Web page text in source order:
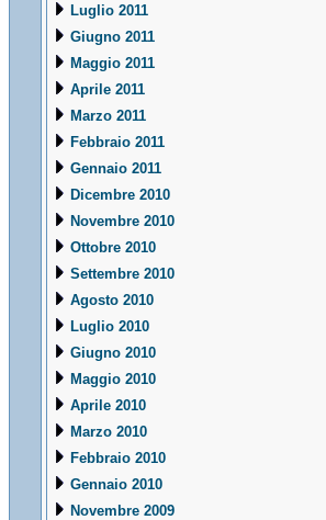
Luglio 2011
Giugno 2011
Maggio 2011
Aprile 2011
Marzo 2011
Febbraio 2011
Gennaio 2011
Dicembre 2010
Novembre 2010
Ottobre 2010
Settembre 2010
Agosto 2010
Luglio 2010
Giugno 2010
Maggio 2010
Aprile 2010
Marzo 2010
Febbraio 2010
Gennaio 2010
Novembre 2009